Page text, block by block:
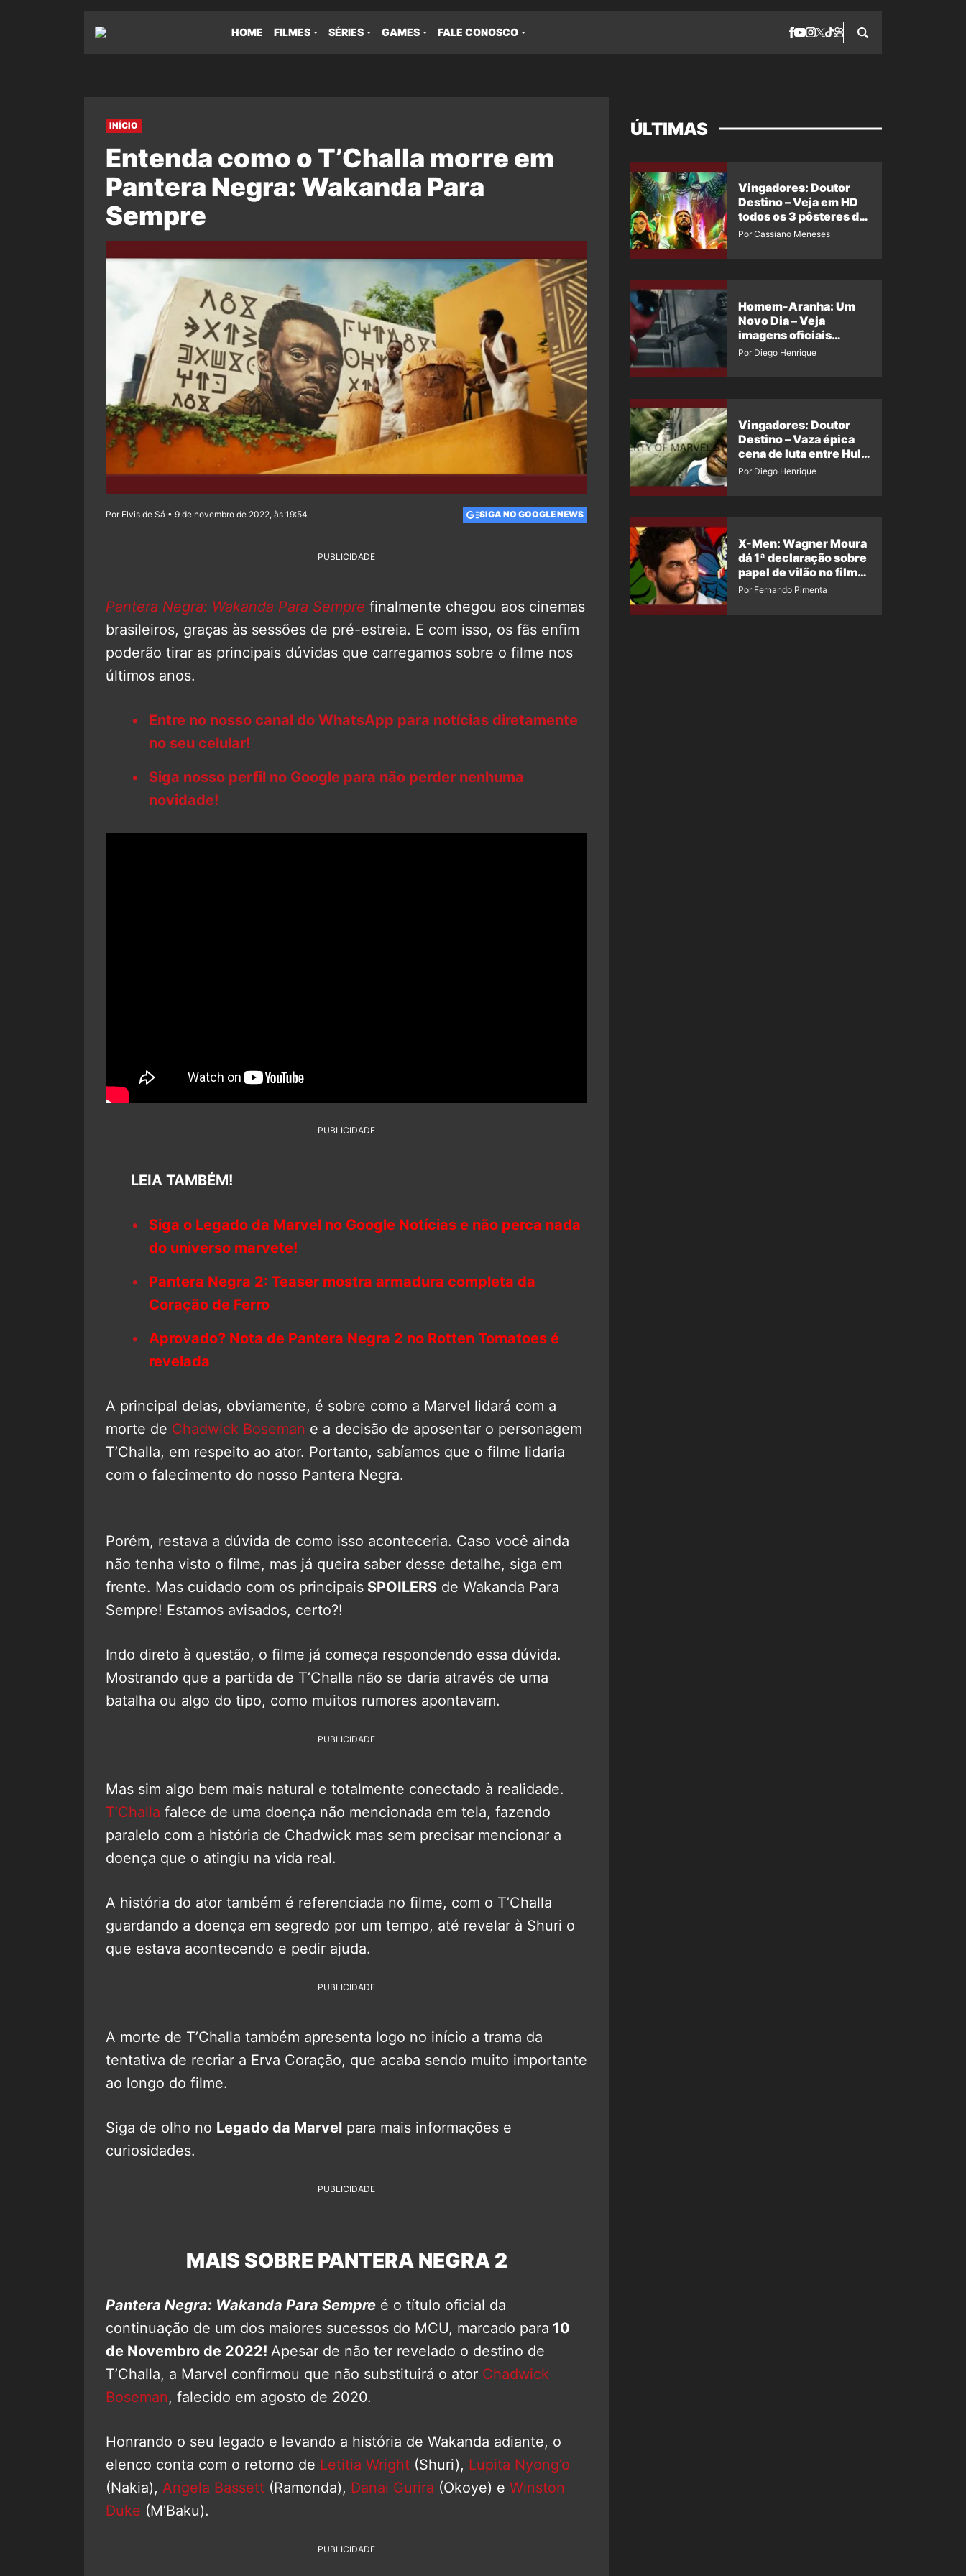
HOME FILMES SÉRIES GAMES FALE CONOSCO
INÍCIO
Entenda como o T’Challa morre em
Pantera Negra: Wakanda Para
Sempre
Por Elvis de Sá • 9 de novembro de 2022, às 19:54 SIGA NO GOOGLE NEWS
PUBLICIDADE
Pantera Negra: Wakanda Para Sempre finalmente chegou aos cinemas
brasileiros, graças às sessões de pré-estreia. E com isso, os fãs enfim
poderão tirar as principais dúvidas que carregamos sobre o filme nos
últimos anos.
Entre no nosso canal do WhatsApp para notícias diretamente
no seu celular!
Siga nosso perfil no Google para não perder nenhuma
novidade!
PUBLICIDADE
LEIA TAMBÉM!
Siga o Legado da Marvel no Google Notícias e não perca nada
do universo marvete!
Pantera Negra 2: Teaser mostra armadura completa da
Coração de Ferro
Aprovado? Nota de Pantera Negra 2 no Rotten Tomatoes é
revelada
A principal delas, obviamente, é sobre como a Marvel lidará com a
morte de Chadwick Boseman e a decisão de aposentar o personagem
T’Challa, em respeito ao ator. Portanto, sabíamos que o filme lidaria
com o falecimento do nosso Pantera Negra.
Porém, restava a dúvida de como isso aconteceria. Caso você ainda
não tenha visto o filme, mas já queira saber desse detalhe, siga em
frente. Mas cuidado com os principais SPOILERS de Wakanda Para
Sempre! Estamos avisados, certo?!
Indo direto à questão, o filme já começa respondendo essa dúvida.
Mostrando que a partida de T’Challa não se daria através de uma
batalha ou algo do tipo, como muitos rumores apontavam.
PUBLICIDADE
Mas sim algo bem mais natural e totalmente conectado à realidade.
T’Challa falece de uma doença não mencionada em tela, fazendo
paralelo com a história de Chadwick mas sem precisar mencionar a
doença que o atingiu na vida real.
A história do ator também é referenciada no filme, com o T’Challa
guardando a doença em segredo por um tempo, até revelar à Shuri o
que estava acontecendo e pedir ajuda.
PUBLICIDADE
A morte de T’Challa também apresenta logo no início a trama da
tentativa de recriar a Erva Coração, que acaba sendo muito importante
ao longo do filme.
Siga de olho no Legado da Marvel para mais informações e
curiosidades.
PUBLICIDADE
MAIS SOBRE PANTERA NEGRA 2
Pantera Negra: Wakanda Para Sempre é o título oficial da
continuação de um dos maiores sucessos do MCU, marcado para 10
de Novembro de 2022! Apesar de não ter revelado o destino de
T’Challa, a Marvel confirmou que não substituirá o ator Chadwick
Boseman, falecido em agosto de 2020.
Honrando o seu legado e levando a história de Wakanda adiante, o
elenco conta com o retorno de Letitia Wright (Shuri), Lupita Nyong’o
(Nakia), Angela Bassett (Ramonda), Danai Gurira (Okoye) e Winston
Duke (M’Baku).
PUBLICIDADE
ÚLTIMAS
Vingadores: Doutor
Destino – Veja em HD
todos os 3 pôsteres de
‘Doomsday’ + 1 imagem
Por Cassiano Meneses
Homem-Aranha: Um
Novo Dia – Veja
imagens oficiais
descartadas do Hulk
Por Diego Henrique
Vingadores: Doutor
Destino – Vaza épica
cena de luta entre Hulk
e o Coisa
Por Diego Henrique
X-Men: Wagner Moura
dá 1ª declaração sobre
papel de vilão no filme
da Marvel
Por Fernando Pimenta